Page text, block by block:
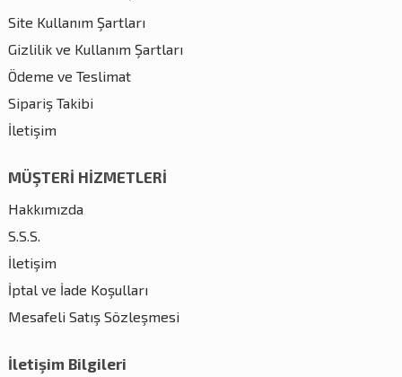
Site Kullanım Şartları
Gizlilik ve Kullanım Şartları
Ödeme ve Teslimat
Sipariş Takibi
İletişim
MÜŞTERİ HİZMETLERİ
Hakkımızda
S.S.S.
İletişim
İptal ve İade Koşulları
Mesafeli Satış Sözleşmesi
İletişim Bilgileri